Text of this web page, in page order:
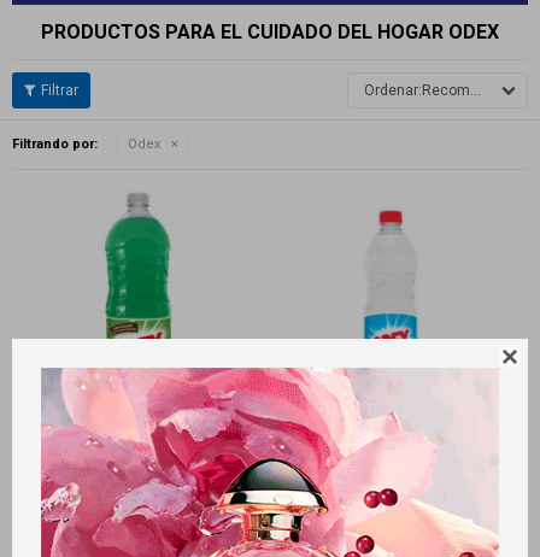

PRODUCTOS PARA EL CUIDADO DEL HOGAR ODEX
Recomendados
Filtrando por: Odex
LlegaMAÑANA
LlegaMAÑANA
Llega MAÑANA
Llega MAÑANA